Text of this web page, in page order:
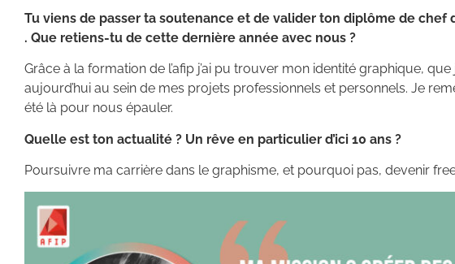
Tu viens de passer ta soutenance et de valider ton diplôme de
. Que retiens-tu de cette dernière année avec nous ?
Grâce à la formation de l’afip j’ai pu trouver mon identité graphique, que
aujourd’hui au sein de mes projets professionnels et personnels. Je
été là pour nous épauler.
Quelle est ton actualité ? Un rêve en particulier d’ici 10 ans ?
Poursuivre ma carrière dans le graphisme, et pourquoi pas, devenir